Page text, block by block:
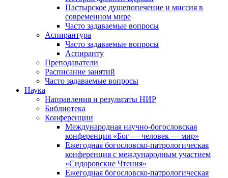
Пастырское душепопечение и миссия в
современном мире
Часто задаваемые вопросы
Аспирантура
Часто задаваемые вопросы
Аспиранту
Преподаватели
Расписание занятий
Часто задаваемые вопросы
Наука
Направления и результаты НИР
Библиотека
Конференции
Международная научно-богословская
конференция «Бог — человек — мир»
Ежегодная богословско-патрологическая
конференция с международным участием
«Сидоровские Чтения»
Ежегодная богословско-патрологическая